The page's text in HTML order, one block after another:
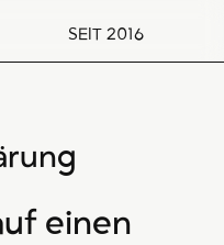
SEIT 2016
einen